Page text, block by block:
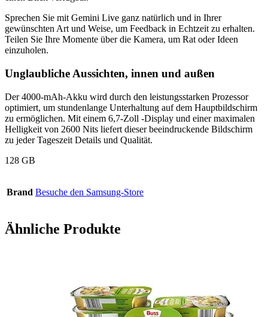
Sprechen Sie mit Gemini Live ganz natürlich und in Ihrer
gewünschten Art und Weise, um Feedback in Echtzeit zu erhalten.
Teilen Sie Ihre Momente über die Kamera, um Rat oder Ideen
einzuholen.
Unglaubliche Aussichten, innen und außen
Der4000-mAh-Akku wird durch den leistungsstarken Prozessor
optimiert, um stundenlange Unterhaltung auf dem Hauptbildschirm
zu ermöglichen. Mit einem 6,7-Zoll -Display und einer maximalen
Helligkeit von 2600 Nits liefert dieser beeindruckende Bildschirm
zu jeder Tageszeit Details und Qualität.
128 GB
Brand Besuche den Samsung-Store
Ähnliche Produkte